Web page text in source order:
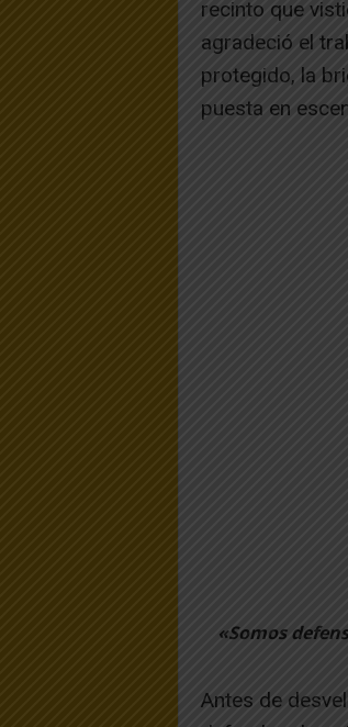
recinto que
agradeció el
protegido, la
puesta en
«Somos
Antes de